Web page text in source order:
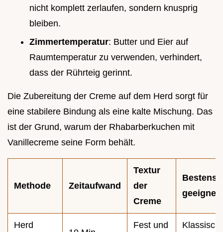
nicht komplett zerlaufen, sondern knusprig
bleiben.
Zimmertemperatur: Butter und Eier auf
Raumtemperatur zu verwenden, verhindert,
dass der Rührteig gerinnt.
Die Zubereitung der Creme auf dem Herd sorgt für
eine stabilere Bindung als eine kalte Mischung. Das
ist der Grund, warum der Rhabarberkuchen mit
Vanillecreme seine Form behält.
Methode Zeitaufwand
Textur
der
Creme
Bestens
geeignet
Herd Fest und